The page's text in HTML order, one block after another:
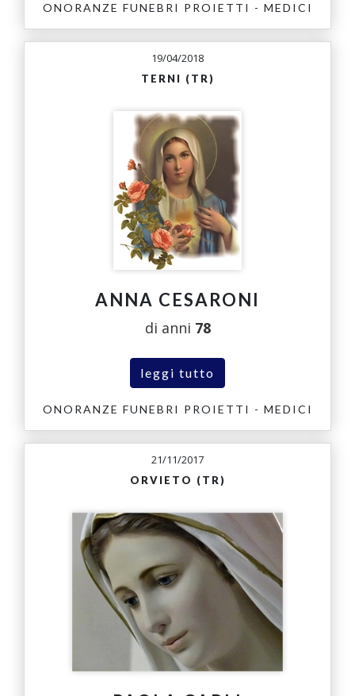
ONORANZE FUNEBRI PROIETTI - MEDICI
19/04/2018
TERNI (TR)
ANNA CESARONI
di anni 78
leggi tutto
ONORANZE FUNEBRI PROIETTI - MEDICI
21/11/2017
ORVIETO (TR)